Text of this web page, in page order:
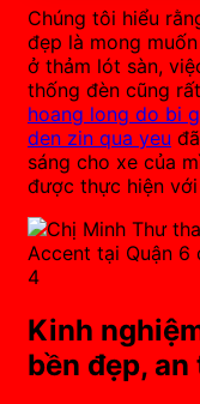
Chúng tôi hiểu
đẹp là mong
ở thảm lót sàn,
thống đèn cũng
hoang long do bi
den zin qua yeu
sáng cho xe của
được thực hiện
Kinh
bền đẹp, an